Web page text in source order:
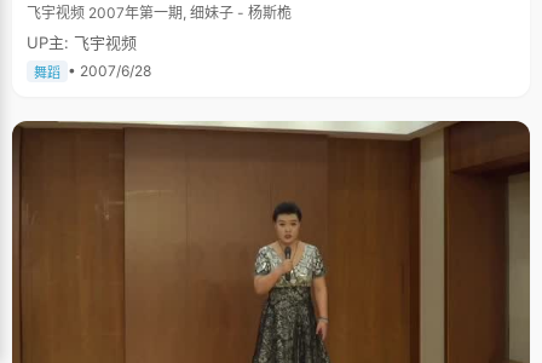
飞宇视频 2007年第一期, 细妹子 - 杨斯桅
UP主: 飞宇视频
舞蹈 • 2007/6/28